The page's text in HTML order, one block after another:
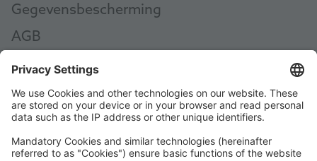
Gegevensbescherming
AGB
AEB
Code of Conduct
Accessibility Statement
ROWE SOCIAL